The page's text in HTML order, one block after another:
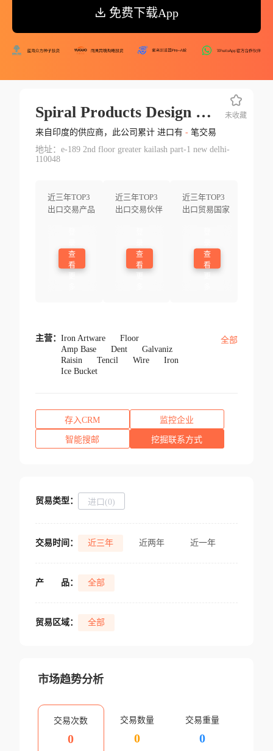
免费下载App
Spiral Products Design Pvt Ltd.
来自印度的供应商，此公司累计 进口有 -笔交易
地址：e-189 2nd floor greater kailash part-1 new delhi-
110048
近三年TOP3
出口交易产品
查
看
近三年TOP3
出口交易伙伴
查
看
近三年TOP3
出口贸易国家
查
看
未收藏
主营： Iron Artware
Floor
Amp Base
Dent
Galvaniz
Raisin
Tencil Wire
Iron
Ice Bucket
全部
存入CRM 监控企业
智能搜邮 挖掘联系方式
贸易类型： 进口(0)
交易时间： 近三年 近两年 近一年
产 品： 全部
贸易区域： 全部
市场趋势分析
交易次数
0
交易数量
0
交易重量
0